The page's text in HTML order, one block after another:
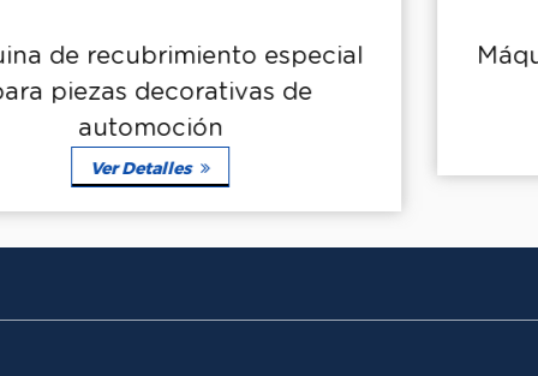
Máquina de recubrimiento especial
para automóviles